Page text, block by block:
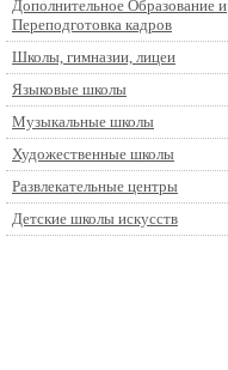
Дополнительное Образование и
Переподготовка кадров
Школы, гимназии, лицеи
Языковые школы
Музыкальные школы
Художественные школы
Развлекательные центры
Детские школы искусств